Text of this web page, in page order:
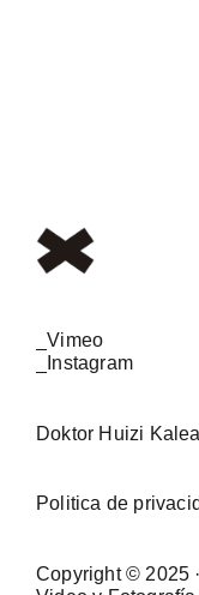
_Vimeo
_Instagram
Doktor Huizi
Politica de
Copyright © 2025